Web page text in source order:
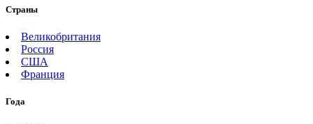
Страны
Великобритания
Россия
США
Франция
Года